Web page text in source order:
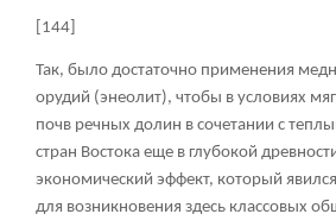
[144]
Так, было достаточно применения
орудий (энеолит), чтобы в условиях
почв речных долин в сочетании с
стран Востока еще в глубокой
экономический эффект, который
для возникновения здесь классовых